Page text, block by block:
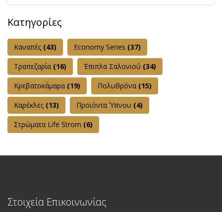
Κατηγορίες
Καναπές (43) Εconomy Series (37)
Τραπεζαρία (16) Έπιπλα Σαλονιού (34)
Κρεβατοκάμαρα (19) Πολυθρόνα (15)
Καρέκλες (13) Προϊόντα Ύπνου (4)
Στρώματα Life Strom (6)
Στοιχεία Επικοινωνίας